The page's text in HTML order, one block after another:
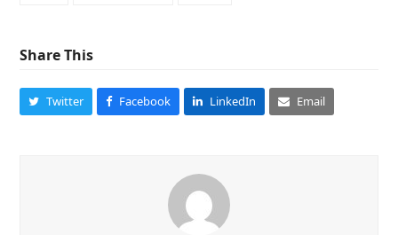
Share This
Twitter Facebook LinkedIn Email